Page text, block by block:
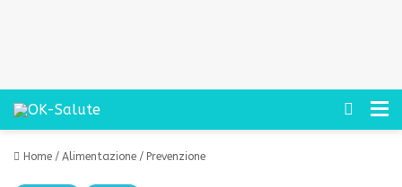
Cerca
Home / Alimentazione / Prevenzione